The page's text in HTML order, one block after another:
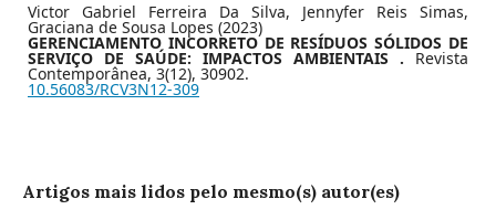
Victor Gabriel Ferreira Da Silva, Jennyfer Reis Simas,
Graciana de Sousa Lopes (2023)
GERENCIAMENTO INCORRETO DE RESÍDUOS SÓLIDOS DE
SERVIÇO DE SAÚDE: IMPACTOS AMBIENTAIS . Revista
Contemporânea, 3(12), 30902.
10.56083/RCV3N12-309
Artigos mais lidos pelo mesmo(s) autor(es)